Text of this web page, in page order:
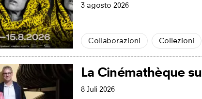
3 agosto 2026
Collaborazioni Collezioni
La Cinémathèque
8 Juli 2026